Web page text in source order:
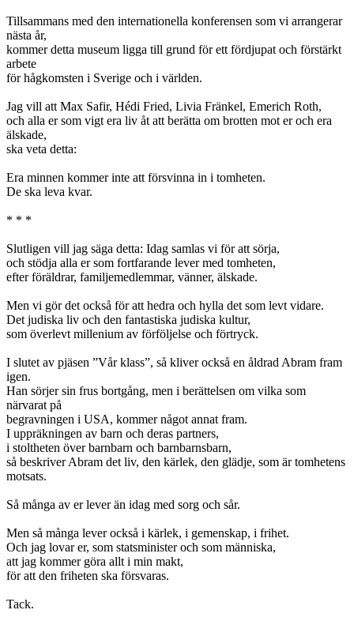
Tillsammans med den internationella konferensen som vi arrangerar
nästa år,
kommer detta museum ligga till grund för ett fördjupat och förstärkt
arbete
för hågkomsten i Sverige och i världen.
Jag vill att Max Safir, Hédi Fried, Livia Fränkel, Emerich Roth,
och alla er som vigt era liv åt att berätta om brotten mot er och era
älskade,
ska veta detta:
Era minnen kommer inte att försvinna in i tomheten.
De ska leva kvar.
* * *
Slutligen vill jag säga detta: Idag samlas vi för att sörja,
och stödja alla er som fortfarande lever med tomheten,
efter föräldrar, familjemedlemmar, vänner, älskade.
Men vi gör det också för att hedra och hylla det som levt vidare.
Det judiska liv och den fantastiska judiska kultur,
som överlevt millenium av förföljelse och förtryck.
I slutet av pjäsen ”Vår klass”, så kliver också en åldrad Abram fram
igen.
Han sörjer sin frus bortgång, men i berättelsen om vilka som
närvarat på
begravningen i USA, kommer något annat fram.
I uppräkningen av barn och deras partners,
i stoltheten över barnbarn och barnbarnsbarn,
så beskriver Abram det liv, den kärlek, den glädje, som är tomhetens
motsats.
Så många av er lever än idag med sorg och sår.
Men så många lever också i kärlek, i gemenskap, i frihet.
Och jag lovar er, som statsminister och som människa,
att jag kommer göra allt i min makt,
för att den friheten ska försvaras.
Tack.